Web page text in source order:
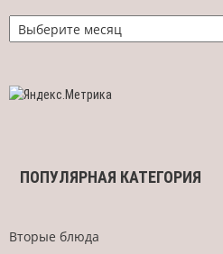
Найти
рецепт
ПОПУЛЯРНАЯ КАТЕГОРИЯ
Вторые блюда